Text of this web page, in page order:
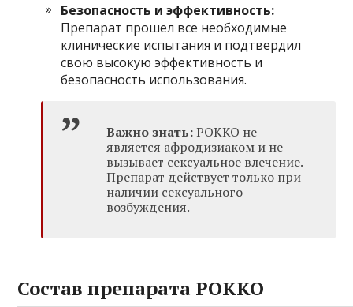
Безопасность и эффективность:
Препарат прошел все необходимые
клинические испытания и подтвердил
свою высокую эффективность и
безопасность использования.
Важно знать:РОККО не
является афродизиаком и не
вызывает сексуальное влечение.
Препарат действует только при
наличии сексуального
возбуждения.
Состав препарата РОККО